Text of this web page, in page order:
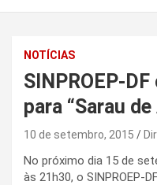
NOTÍCIAS
SINPROEP-
para “Sarau
10 de setembro, 2015
No próximo dia 15 de
às 21h30, o SINPROEP-